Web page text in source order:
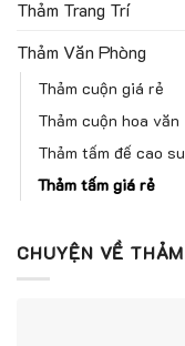
Thảm Trang Trí
Thảm Văn Phòng
Thảm cuộn giá rẻ
Thảm cuộn hoa văn
Thảm tấm đế cao su
Thảm tấm giá rẻ
CHUYỆN VỀ THẢM